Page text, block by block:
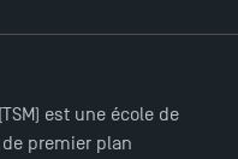
est une école de
premier plan